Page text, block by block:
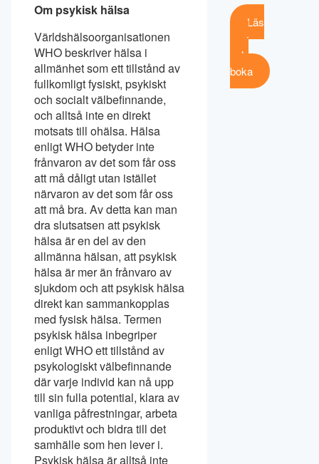
Om psykisk hälsa
Världshälsoorganisationen
WHO beskriver hälsa i
allmänhet som ett tillstånd av
fullkomligt fysiskt, psykiskt
och socialt välbefinnande,
och alltså inte en direkt
motsats till ohälsa. Hälsa
enligt WHO betyder inte
frånvaron av det som får oss
att må dåligt utan istället
närvaron av det som får oss
att må bra. Av detta kan man
dra slutsatsen att psykisk
hälsa är en del av den
allmänna hälsan, att psykisk
hälsa är mer än frånvaro av
sjukdom och att psykisk hälsa
direkt kan sammankopplas
med fysisk hälsa. Termen
psykisk hälsa inbegriper
enligt WHO ett tillstånd av
psykologiskt välbefinnande
där varje individ kan nå upp
till sin fulla potential, klara av
vanliga påfrestningar, arbeta
produktivt och bidra till det
samhälle som hen lever i.
Psykisk hälsa är alltså inte
Läs
mer
och
boka